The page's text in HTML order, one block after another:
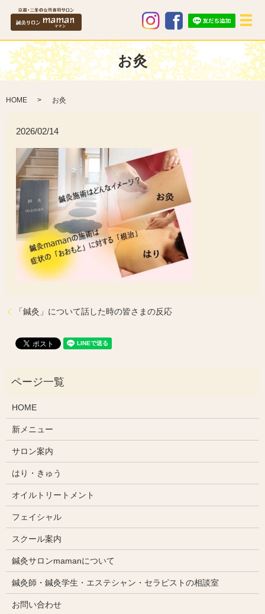
メ
お灸
HOME お灸
2026/02/14
「鍼灸」について話した時の皆さまの反応
HOME
新メニュー
サロン案内
はり・きゅう
オイルトリートメント
フェイシャル
スクール案内
鍼灸サロンmamanについて
鍼灸師・鍼灸学生・エステシャン・セラピストの相談室
お問い合わせ